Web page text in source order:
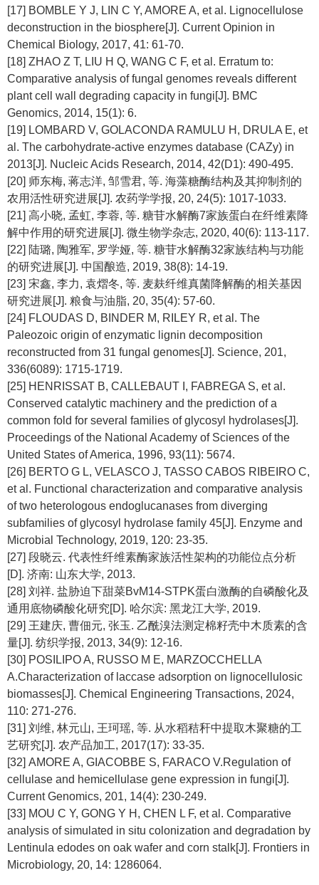
[17] BOMBLE Y J, LIN C Y, AMORE A, et al . Lignocellulose
deconstruction in the biosphere[J]. Current Opinion in
Chemical Biology, 2017, 41: 61-70.
[18] ZHAO Z T, LIU H Q, WANG C F, et al . Erratum to:
Comparative analysis of fungal genomes reveals different
plant cell wall degrading capacity in fungi[J]. BMC
Genomics, 2014, 15(1): 6.
[19] LOMBARD V, GOLACONDA RAMULU H, DRULA E, et
al . The carbohydrate-active enzymes database (CAZy) in
2013[J]. Nucleic Acids Research, 2014, 42(D1): 490-495.
[20] 师东梅, 蒋志洋, 邹雪君, 等. 海藻糖酶结构及其抑制剂的
农用活性研究进展[J]. 农药学学报, 20, 24(5): 1017-1033.
[21] 高小晓, 孟虹, 李蓉, 等. 糖苷水解酶7家族蛋白在纤维素降
解中作用的研究进展[J]. 微生物学杂志, 2020, 40(6): 113-117.
[22] 陆璐, 陶雅军, 罗学娅, 等. 糖苷水解酶32家族结构与功能
的研究进展[J]. 中国酿造, 2019, 38(8): 14-19.
[23] 宋鑫, 李力, 袁熠冬, 等. 麦麸纤维真菌降解酶的相关基因
研究进展[J]. 粮食与油脂, 20, 35(4): 57-60.
[24] FLOUDAS D, BINDER M, RILEY R, et al . The
Paleozoic origin of enzymatic lignin decomposition
reconstructed from 31 fungal genomes[J]. Science, 201,
336(6089): 1715-1719.
[25] HENRISSAT B, CALLEBAUT I, FABREGA S, et al .
Conserved catalytic machinery and the prediction of a
common fold for several families of glycosyl hydrolases[J].
Proceedings of the National Academy of Sciences of the
United States of America, 1996, 93(11): 5674.
[26] BERTO G L, VELASCO J, TASSO CABOS RIBEIRO C,
et al . Functional characterization and comparative analysis
of two heterologous endoglucanases from diverging
subfamilies of glycosyl hydrolase family 45[J]. Enzyme and
Microbial Technology, 2019, 120: 23-35.
[27] 段晓云. 代表性纤维素酶家族活性架构的功能位点分析
[D]. 济南: 山东大学, 2013.
[28] 刘祥. 盐胁迫下甜菜BvM14-STPK蛋白激酶的自磷酸化及
通用底物磷酸化研究[D]. 哈尔滨: 黑龙江大学, 2019.
[29] 王建庆, 曹佃元, 张玉. 乙酰溴法测定棉籽壳中木质素的含
量[J]. 纺织学报, 2013, 34(9): 12-16.
[30] POSILIPO A, RUSSO M E, MARZOCCHELLA
A.Characterization of laccase adsorption on lignocellulosic
biomasses[J]. Chemical Engineering Transactions, 2024,
110: 271-276.
[31] 刘维, 林元山, 王珂瑶, 等. 从水稻秸秆中提取木聚糖的工
艺研究[J]. 农产品加工, 2017(17): 33-35.
[32] AMORE A, GIACOBBE S, FARACO V.Regulation of
cellulase and hemicellulase gene expression in fungi[J].
Current Genomics, 201, 14(4): 230-249.
[33] MOU C Y, GONG Y H, CHEN L F, et al . Comparative
analysis of simulated in situ colonization and degradation by
Lentinula edodes on oak wafer and corn stalk[J]. Frontiers in
Microbiology, 20, 14: 1286064.